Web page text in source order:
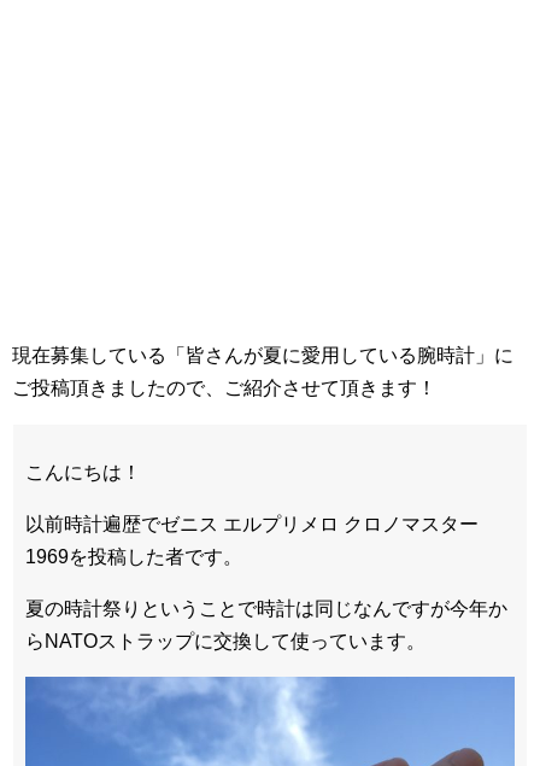
現在募集している「皆さんが夏に愛用している腕時計」に
ご投稿頂きましたので、ご紹介させて頂きます！
こんにちは！
以前時計遍歴でゼニス エルプリメロ クロノマスター
1969を投稿した者です。
夏の時計祭りということで時計は同じなんですが今年か
らNATOストラップに交換して使っています。